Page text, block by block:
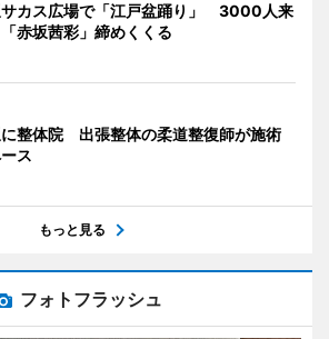
カス広場で「江戸盆踊り」 3000人来
赤坂茜彩」締めくくる
整体院 出張整体の柔道整復師が施術
ス
もっと見る
フォトフラッシュ